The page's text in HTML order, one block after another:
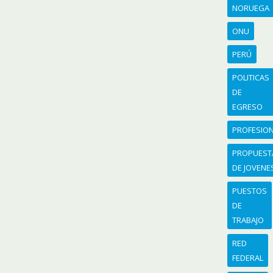
NORUEGA
ONU
PERÚ
POLITICAS
DE
EGRESO
DE
PUESTOS
DE
TRABAJO
RED
FEDERAL